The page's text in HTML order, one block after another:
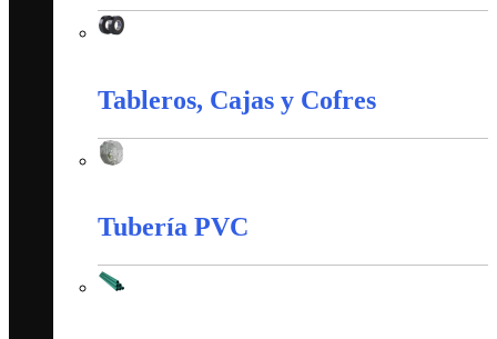
Tableros, Cajas y Cofres
Tubería PVC